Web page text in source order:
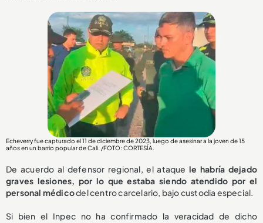
Echeverry fue capturado el 11 de diciembre de 2023, luego de asesinar a la joven de 15
años en un barrio popular de Cali. /FOTO: CORTESÍA.
De acuerdo al defensor regional, el ataquele habría dejado
graves lesiones, por lo que estaba siendo atendido por el
personal médicodel centro carcelario, bajo custodia especial.
Si bien el Inpec no ha confirmado la veracidad de dicho